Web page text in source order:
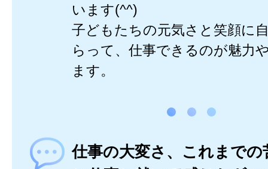
います(^^)
子どもたちの元気さと笑顔に
らって、仕事できるのが魅力
ます。
仕事の大変さ、これまでの